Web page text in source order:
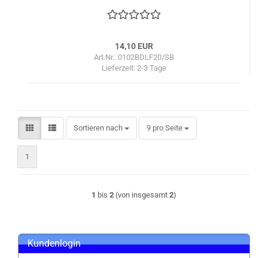
14,10 EUR
Art.Nr.: 0102BDLF20/SB
Lieferzeit: 2-3 Tage
Sortieren nach
Sortieren nach 9 pro Seite
pro Seite
1
1 bis 2 (von insgesamt 2)
Kundenlogin